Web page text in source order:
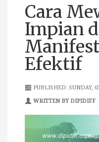
Cara
Impian
Efektif
PUBLISHED: SUNDAY,
WRITTEN BY DIPIDIFF